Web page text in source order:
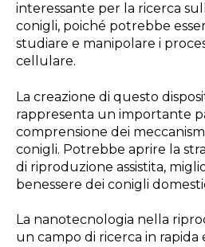
interessante per la ricerca
conigli, poiché potrebbe
studiare e manipolare i
cellulare.
La creazione di questo
rappresenta un importante
comprensione dei
conigli. Potrebbe aprire la
di riproduzione assistita,
benessere dei conigli
La nanotecnologia nella
un campo di ricerca in rapida